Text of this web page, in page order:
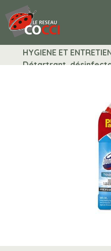
HYGIENE ET
Détartrant,